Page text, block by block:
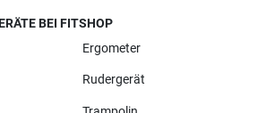
BEI FITSHOP
Ergometer
Rudergerät